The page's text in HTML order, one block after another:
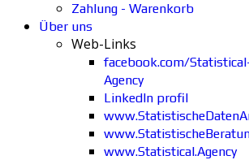
Zahlung - Warenkorb
Über uns
Web-Links
facebook.com/
Agency
LinkedIn profil
www.Statistical.Agency